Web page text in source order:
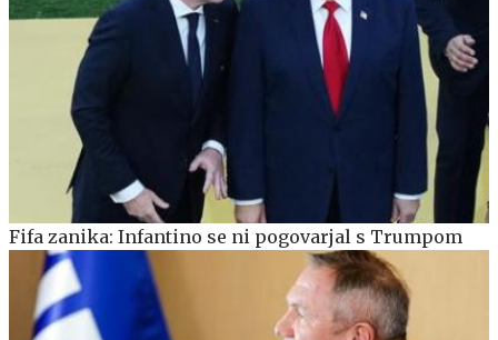
Fifa zanika: Infantino se ni pogovarjal s Trumpom